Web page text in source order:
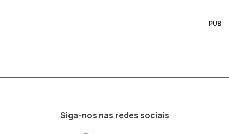
PUB
Siga-nos nas redes sociais